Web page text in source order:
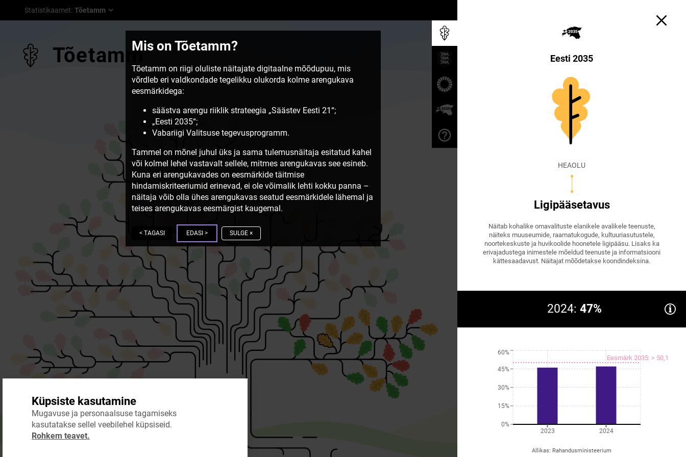
Statistikaamet: Tõetamm
Eesti 2035
HEAOLU
Ligipääsetavus
Näitab kohalike omavalituste elanikele avalikele teenuste,
näiteks muuseumide, raamatukogude, kultuuriasutustele,
noortekeskuste ja huvikoolide hoonetele ligipääsu. Lisaks ka
erivajadustega inimestele mõeldud teenuste ja informatsiooni
kättesaadavust. Näitajat mõõdetakse koondindeksina.
2024: 47%
Eesmärk 2035: > 50,1
0%
15%
30%
45%
60%
2023 2024
Allikas: Rahandusministeerium
Tõetamm
Küpsiste kasutamine
Mugavuse ja personaalsuse tagamiseks
kasutatakse sellel veebilehel küpsiseid.
Rohkem teavet.
Mis on Tõetamm?
Tõetamm on riigi oluliste näitajate digitaalne mõõdupuu, mis
võrdleb eri valdkondade tegelikku olukorda kolme arengukava
eesmärkidega:
säästva arengu riiklik strateegia „Säästev Eesti 21“;
„Eesti 2035“;
Vabariigi Valitsuse tegevusprogramm.
Tammel on mõnel juhul üks ja sama tulemusnäitaja esitatud kahel
või kolmel lehel vastavalt sellele, mitmes arengukavas see esineb.
Kuna eri arengukavades on eesmärkide täitmise
hindamiskriteeriumid erinevad, ei ole võimalik lehti kokku panna –
näitaja võib olla ühes arengukavas seatud eesmärkidele lähemal ja
teises arengukavas eesmärgist kaugemal.
< TAGASI EDASI > SULGE ×